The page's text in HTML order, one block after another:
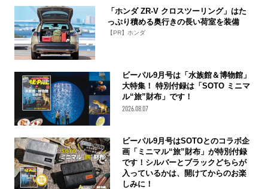
「ホンダ ZR-V クロスツーリング」はた
っぷり積める奥行きの長い荷室を装備
【PR】ホンダ
ビーパル9月号は「水族館＆博物館」
大特集！ 特別付録は「SOTO ミニマ
ル“旅”財布」です！
2026.08.07
ビーパル9月号はSOTOとのコラボ企
画「ミニマル“旅”財布」が特別付録
です！シルバーとブラックどちらが
入っているかは、開けてからのお楽
しみに！